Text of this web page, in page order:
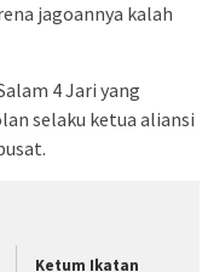
jagoannya kalah
4 Jari yang
selaku ketua aliansi
Ketum Ikatan